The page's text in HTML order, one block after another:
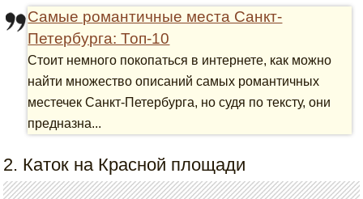
Самые романтичные места Санкт-
Петербурга: Топ-10
Стоит немного покопаться в интернете, как можно
найти множество описаний самых романтичных
местечек Санкт-Петербурга, но судя по тексту, они
предназна...
2. Каток на Красной площади